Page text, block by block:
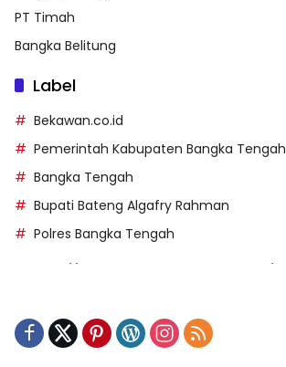
PT Timah
Bangka Belitung
Label
Bekawan.co.id
Pemerintah Kabupaten Bangka Tengah
Bangka Tengah
Bupati Bateng Algafry Rahman
Polres Bangka Tengah
https://kecsitim.sitarokab.go.id/